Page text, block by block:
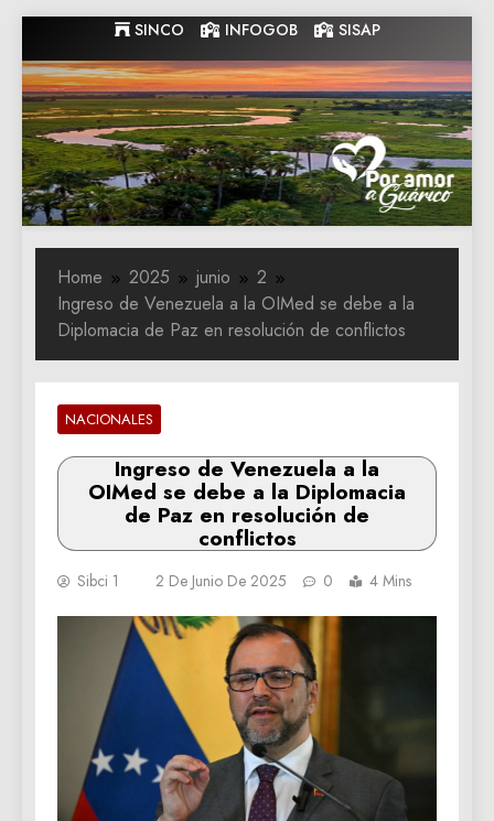
to
content
SINCO INFOGOB SISAP
Gobernacion
de Guarico
Gobernacion de Guarico
Home 2025 junio
2
Ingreso de Venezuela a la OIMed se debe a la
Diplomacia de Paz en resolución de conflictos
NACIONALES
Ingreso de Venezuela a la
OIMed se debe a la Diplomacia
de Paz en resolución de
conflictos
Sibci 1 2 De Junio De 2025 0 4 Mins